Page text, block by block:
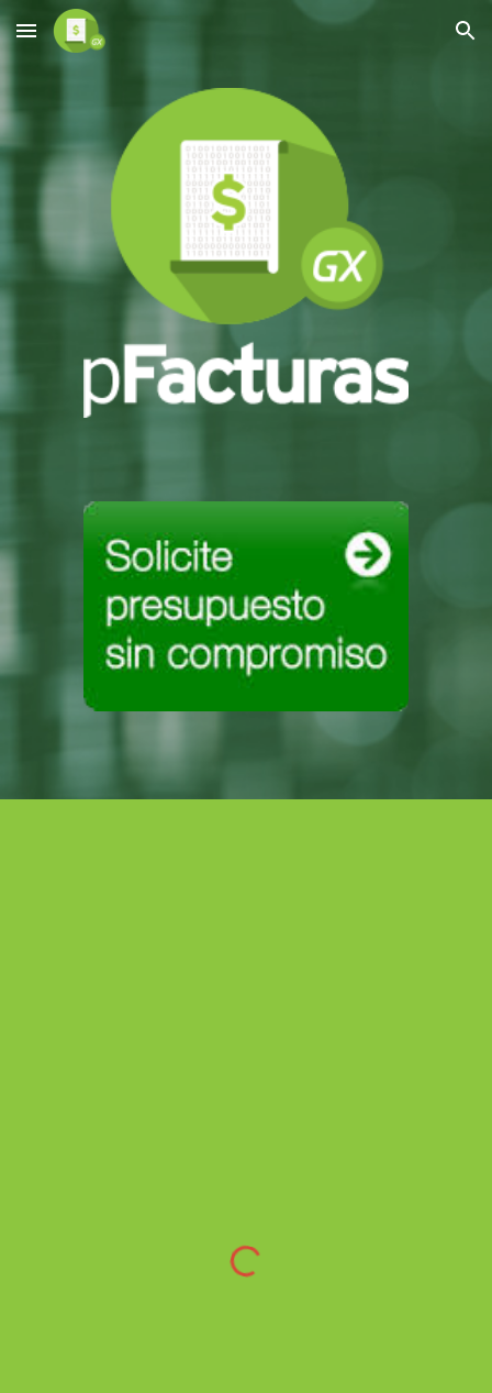
Skip to main content Skip to navigation